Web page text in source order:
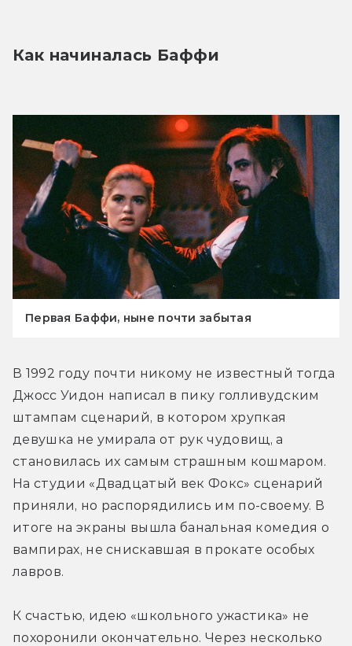
Как начиналась Баффи
Первая Баффи, ныне почти забытая
В 1992 году почти никому не известный тогда
Джосс Уидон написал в пику голливудским
штампам сценарий, в котором хрупкая
девушка не умирала от рук чудовищ, а
становилась их самым страшным кошмаром.
На студии «Двадцатый век Фокс» сценарий
приняли, но распорядились им по-своему. В
итоге на экраны вышла банальная комедия о
вампирах, не снискавшая в прокате особых
лавров.
К счастью, идею «школьного ужастика» не
похоронили окончательно. Через несколько